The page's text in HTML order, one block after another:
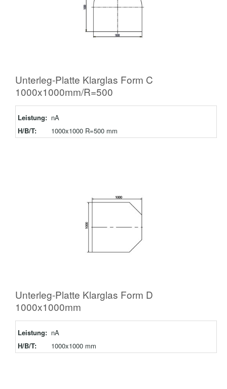
Unterleg-Platte Klarglas Form C
1000x1000mm/R=500
Leistung: nA
H/B/T:
1000x1000 R=500 mm
Unterleg-Platte Klarglas Form D
1000x1000mm
Leistung: nA
H/B/T:
1000x1000 mm